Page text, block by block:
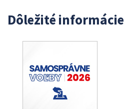
Dôležité informácie